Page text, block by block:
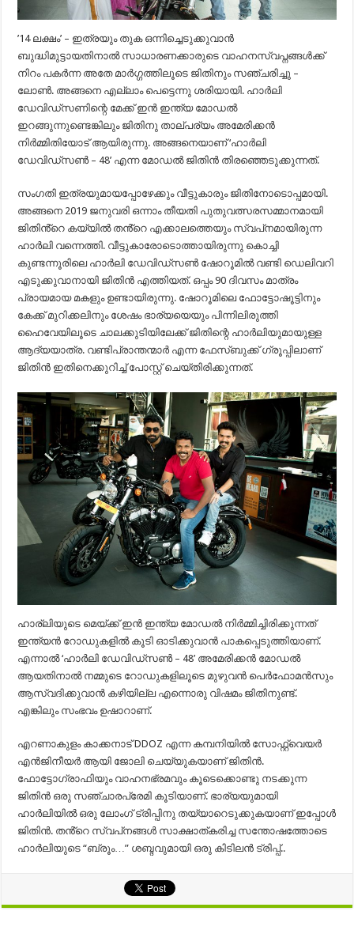
’14 ലക്ഷം’ – ഇത്രയും തുക ഒന്നിച്ചെടുക്കുവാൻ
ബുദ്ധിമുട്ടായതിനാൽ സാധാരണക്കാരുടെ വാഹനസ്വപ്നങ്ങൾക്ക്
നിറം പകർന്ന അതേ മാർഗ്ഗത്തിലൂടെ ജിതിനും സഞ്ചരിച്ചു –
ലോൺ. അങ്ങനെ എല്ലാം പെട്ടെന്നു ശരിയായി. ഹാർലി
ഡേവിഡ്സണിന്റെ മേക്ക് ഇൻ ഇന്ത്യ മോഡൽ
ഇറങ്ങുന്നുണ്ടെങ്കിലും ജിതിനു താല്പര്യം അമേരിക്കൻ
നിർമ്മിതിയോട് ആയിരുന്നു. അങ്ങനെയാണ് ‘ഹാർലി
ഡേവിഡ്‌സൺ – 48’ എന്ന മോഡൽ ജിതിൻ തിരഞ്ഞെടുക്കുന്നത്.
സംഗതി ഇത്രയുമായപ്പോഴേക്കും വീട്ടുകാരും ജിതിനോടൊപ്പമായി.
അങ്ങനെ 2019 ജനുവരി ഒന്നാം തീയതി പുതുവത്സരസമ്മാനമായി
ജിതിൻ്റെ കയ്യിൽ തൻ്റെ എക്കാലത്തെയും സ്വപ്‌നമായിരുന്ന
ഹാർലി വന്നെത്തി. വീട്ടുകാരോടൊത്തായിരുന്നു കൊച്ചി
കുണ്ടന്നൂരിലെ ഹാർലി ഡേവിഡ്‌സൺ ഷോറൂമിൽ വണ്ടി ഡെലിവറി
എടുക്കുവാനായി ജിതിൻ എത്തിയത്. ഒപ്പം 90 ദിവസം മാത്രം
പ്രായമായ മകളും ഉണ്ടായിരുന്നു. ഷോറൂമിലെ ഫോട്ടോഷൂട്ടിനും
കേക്ക് മുറിക്കലിനും ശേഷം ഭാര്യയെയും പിന്നിലിരുത്തി
ഹൈവേയിലൂടെ ചാലക്കുടിയിലേക്ക് ജിതിന്റെ ഹാർലിയുമായുള്ള
ആദ്യയാത്ര. വണ്ടിപ്രാന്തന്മാർ എന്ന ഫേസ്‌ബുക്ക് ഗ്രൂപ്പിലാണ്
ജിതിൻ ഇതിനെക്കുറിച്ച് പോസ്റ്റ് ചെയ്തിരിക്കുന്നത്.
ഹാര്ലിയുടെ മെയ്ക്ക് ഇൻ ഇന്ത്യ മോഡൽ നിർമ്മിച്ചിരിക്കുന്നത്
ഇന്ത്യൻ റോഡുകളിൽ കൂടി ഓടിക്കുവാൻ പാകപ്പെടുത്തിയാണ്.
എന്നാൽ ‘ഹാർലി ഡേവിഡ്‌സൺ – 48’ അമേരിക്കൻ മോഡൽ
ആയതിനാൽ നമ്മുടെ റോഡുകളിലൂടെ മുഴുവൻ പെർഫോമൻസും
ആസ്വദിക്കുവാൻ കഴിയില്ല എന്നൊരു വിഷമം ജിതിനുണ്ട്.
എങ്കിലും സംഭവം ഉഷാറാണ്.
എറണാകുളം കാക്കനാട് DDOZ എന്ന കമ്പനിയിൽ സോഫ്റ്റ്വെയർ
എൻജിനീയർ ആയി ജോലി ചെയ്യുകയാണ് ജിതിൻ.
ഫോട്ടോഗ്രാഫിയും വാഹനഭ്രമവും കൂടെക്കൊണ്ടു നടക്കുന്ന
ജിതിൻ ഒരു സഞ്ചാരപ്രേമി കൂടിയാണ്. ഭാര്യയുമായി
ഹാർലിയിൽ ഒരു ലോംഗ് ട്രിപ്പിനു തയ്യാറെടുക്കുകയാണ് ഇപ്പോൾ
ജിതിൻ. തൻ്റെ സ്വപ്‌നങ്ങൾ സാക്ഷാത്കരിച്ച സന്തോഷത്തോടെ
ഹാർലിയുടെ “ബ്രൂം…” ശബ്ദവുമായി ഒരു കിടിലൻ ട്രിപ്പ്..